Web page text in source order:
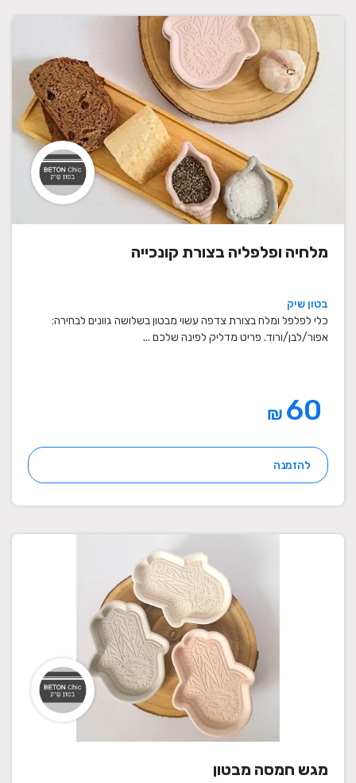
מלחיה ופלפליה בצורת קונכייה
בטון שיק
כלי לפלפל ומלח בצורת צדפה עשוי מבטון בשלושה גוונים לבחירה:
אפור/לבן/ורוד. פריט מדליק לפינה שלכם ...
₪
להזמנה
מגש חמסה מבטון